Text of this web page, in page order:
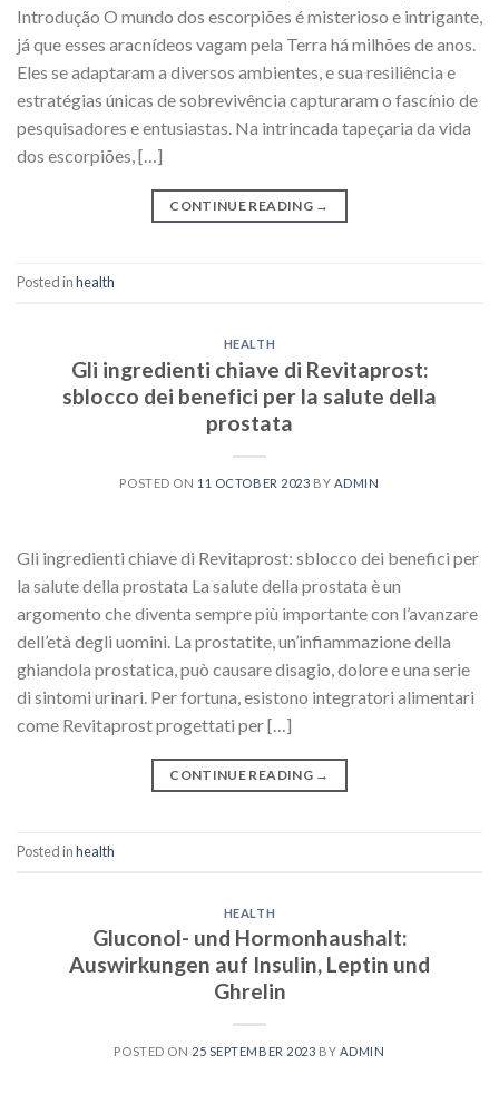
Introdução O mundo dos escorpiões é misterioso e intrigante,
já que esses aracnídeos vagam pela Terra há milhões de anos.
Eles se adaptaram a diversos ambientes, e sua resiliência e
estratégias únicas de sobrevivência capturaram o fascínio de
pesquisadores e entusiastas. Na intrincada tapeçaria da vida
dos escorpiões, […]
CONTINUE READING →
Posted inhealth
HEALTH
Gli ingredienti chiave di Revitaprost:
sblocco dei benefici per la salute della
prostata
POSTED ON 11 OCTOBER 2023 BY ADMIN
Gli ingredienti chiave di Revitaprost: sblocco dei benefici per
la salute della prostata La salute della prostata è un
argomento che diventa sempre più importante con l’avanzare
dell’età degli uomini. La prostatite, un’infiammazione della
ghiandola prostatica, può causare disagio, dolore e una serie
di sintomi urinari. Per fortuna, esistono integratori alimentari
come Revitaprost progettati per […]
CONTINUE READING →
Posted inhealth
HEALTH
Gluconol- und Hormonhaushalt:
Auswirkungen auf Insulin, Leptin und
Ghrelin
POSTED ON 25 SEPTEMBER 2023 BY ADMIN